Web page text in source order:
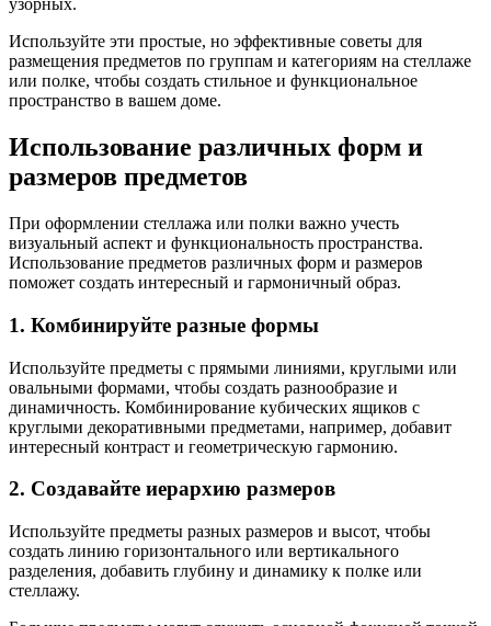
узорных.
Используйте эти простые, но эффективные советы для
размещения предметов по группам и категориям на стеллаже
или полке, чтобы создать стильное и функциональное
пространство в вашем доме.
Использование различных форм и
размеров предметов
При оформлении стеллажа или полки важно учесть
визуальный аспект и функциональность пространства.
Использование предметов различных форм и размеров
поможет создать интересный и гармоничный образ.
1. Комбинируйте разные формы
Используйте предметы с прямыми линиями, круглыми или
овальными формами, чтобы создать разнообразие и
динамичность. Комбинирование кубических ящиков с
круглыми декоративными предметами, например, добавит
интересный контраст и геометрическую гармонию.
2. Создавайте иерархию размеров
Используйте предметы разных размеров и высот, чтобы
создать линию горизонтального или вертикального
разделения, добавить глубину и динамику к полке или
стеллажу.